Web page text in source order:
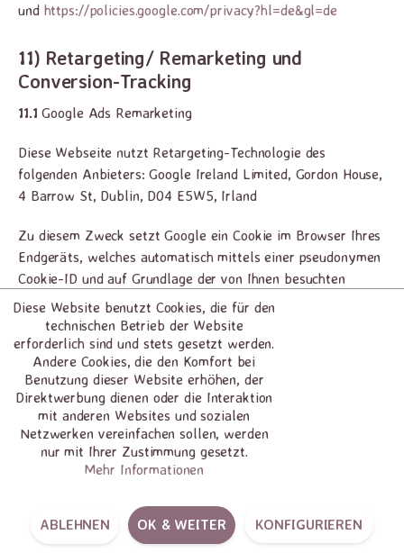
und https://policies.google.com/privacy?hl=de&gl=de
11) Retargeting/ Remarketing und
Conversion-Tracking
11.1 Google Ads Remarketing
Diese Webseite nutzt Retargeting-Technologie des
folgenden Anbieters: Google Ireland Limited, Gordon House,
4 Barrow St, Dublin, D04 E5W5, Irland
Zu diesem Zweck setzt Google ein Cookie im Browser Ihres
Endgeräts, welches automatisch mittels einer pseudonymen
Cookie-ID und auf Grundlage der von Ihnen besuchten
Seiten eine interessensbasierte Werbung ermöglicht. Zu den
hierbei eingeholten Informationen zählt grundsätzlich auch
Ihre IP-Adresse.
Eine darüberhinausgehende Datenverarbeitung findet nur
statt, sofern Sie gegenüber Google zugestimmt haben, dass
Ihr Internet- und App-Browserverlauf von Google mit ihrem
Google-Konto verknüpft wird und Informationen aus ihrem
Google-Konto zum Personalisieren von Anzeigen verwendet
während des Seitenbesuchs unserer Webseite bei Google
eingeloggt, verwendet Google Ihre Daten zusammen mit
Diese Website benutzt Cookies, die für den
technischen Betrieb der Website
erforderlich sind und stets gesetzt werden.
Andere Cookies, die den Komfort bei
Benutzung dieser Website erhöhen, der
Direktwerbung dienen oder die Interaktion
mit anderen Websites und sozialen
Netzwerken vereinfachen sollen, werden
nur mit Ihrer Zustimmung gesetzt.
Mehr Informationen
ABLEHNEN OK & WEITER KONFIGURIEREN